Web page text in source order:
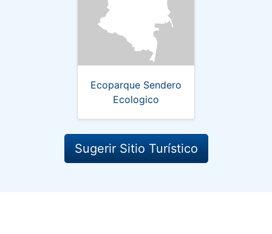
Ecoparque Sendero
Ecologico
Sugerir Sitio Turístico